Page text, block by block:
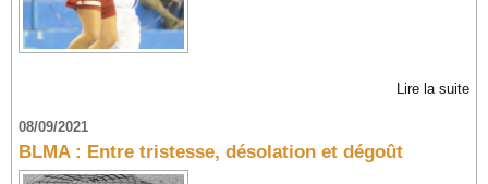
Lire la suite
08/09/2021
BLMA : Entre tristesse, désolation et dégoût